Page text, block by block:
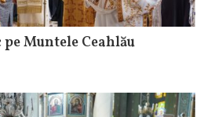
Muntele Ceahlău